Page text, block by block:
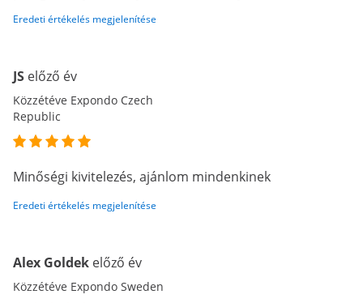
Eredeti értékelés megjelenítése
JS előző év
Közzétéve Expondo Czech
Republic
Minőségi kivitelezés, ajánlom mindenkinek
Eredeti értékelés megjelenítése
Alex Goldek előző év
Közzétéve Expondo Sweden